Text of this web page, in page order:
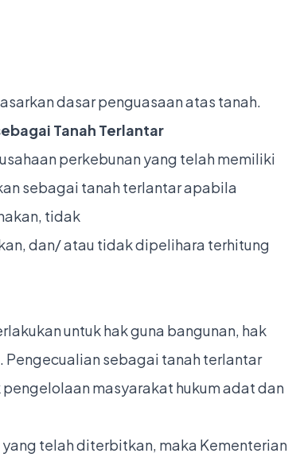
dasar penguasaan atas tanah.
Tanah Terlantar
perkebunan yang telah memiliki
sebagai tanah terlantar apabila
tidak
dan/ atau tidak dipelihara terhitung
untuk hak guna bangunan, hak
Pengecualian sebagai tanah terlantar
masyarakat hukum adat dan
telah diterbitkan, maka Kementerian